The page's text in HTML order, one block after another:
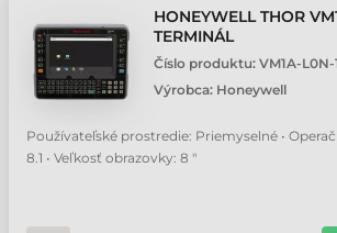
HONEYWELL THOR
TERMINÁL
Číslo produktu: VM1A-L0N-
Výrobca: Honeywell
Používateľské prostredie: Priemyselné •
8.1 • Veľkosť obrazovky: 8 "